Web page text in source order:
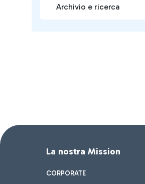
Archivio e ricerca
La nostra Mission
CORPORATE